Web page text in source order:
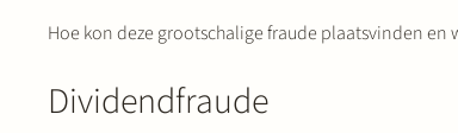
Hoe kon deze grootschalige fraude plaatsvinden en
Dividendfraude